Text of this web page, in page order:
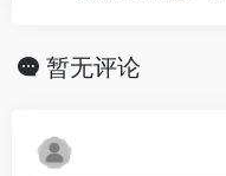
暂无评论